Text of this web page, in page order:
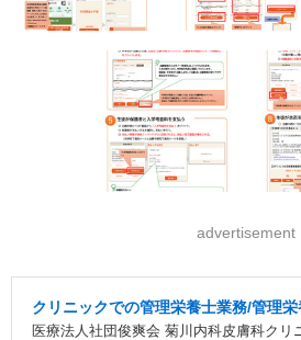
advertisement
クリニックでの管理栄養士業務/管理
医療法人社団俊爽会 菊川内科皮膚科クリ